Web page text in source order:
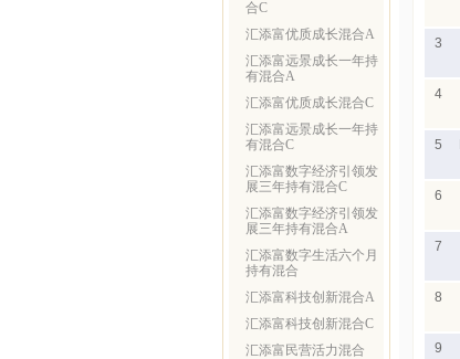
合C
汇添富优质成长混合A
汇添富远景成长一年持
有混合A
汇添富优质成长混合C
汇添富远景成长一年持
有混合C
汇添富数字经济引领发
展三年持有混合C
汇添富数字经济引领发
展三年持有混合A
汇添富数字生活六个月
持有混合
汇添富科技创新混合A
汇添富科技创新混合C
汇添富民营活力混合
3
4
5
6
7
8
9